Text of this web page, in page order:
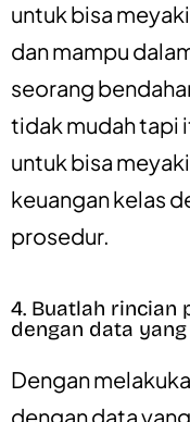
untuk bisa
dan mampu
seorang
tidak mudah tapi
untuk bisa
keuangan kelas
prosedur.
4. Buatlah rincian
dengan data
Dengan
dengan data